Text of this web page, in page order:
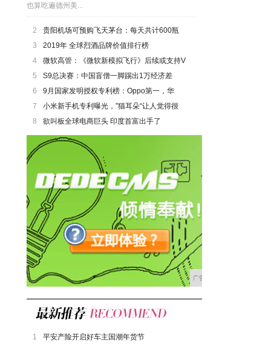
也算吃遍德州美...
2
贵阳机场可预购飞天茅台：每天共计600瓶
3
2019年 全球烈酒品牌价值排行榜
4
微软高管：《微软新模拟飞行》后续或支持V
5
S9总决赛：中国盲僧一脚踢出1万经济差
6
9月国家发明授权专利榜：Oppo第一，华
7
小米新手机专利曝光，”猫耳朵“让人觉得很
8
欲叫板全球电商巨头 印度首富出手了
广告
1 平安产险开启好车主国潮年货节